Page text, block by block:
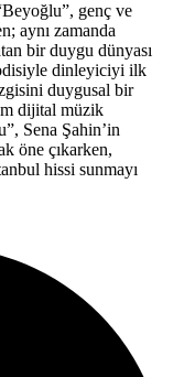
genç ve
aynı zamanda
bir duygu dünyası
dinleyiciyi ilk
duygusal bir
dijital müzik
Sena Şahin’in
öne çıkarken,
hissi sunmayı